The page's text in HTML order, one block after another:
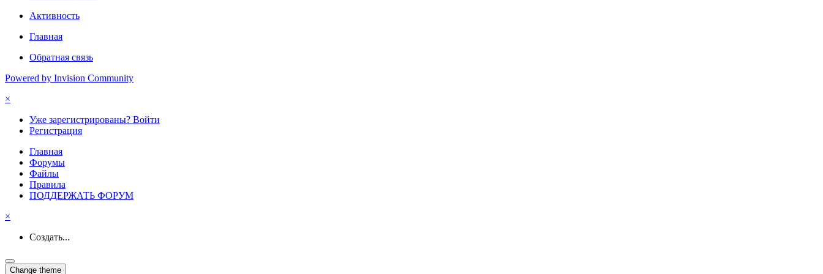
Активность
Главная
Обратная связь
Powered by Invision Community
×
Уже зарегистрированы? Войти
Регистрация
Главная
Форумы
Файлы
Правила
ПОДДЕРЖАТЬ ФОРУМ
×
Создать...
Change theme